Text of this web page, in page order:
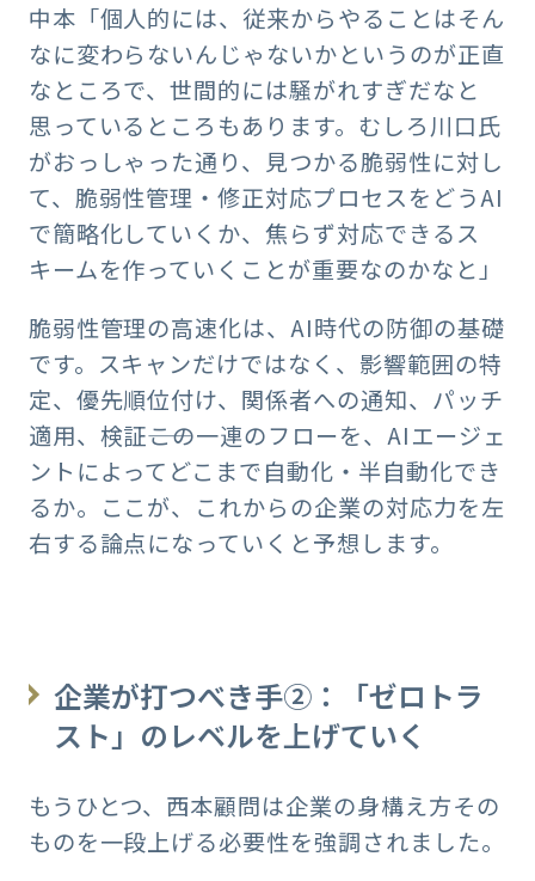
中本「個人的には、従来からやることはそん
なに変わらないんじゃないかというのが正直
なところで、世間的には騒がれすぎだなと
思っているところもあります。むしろ川口氏
がおっしゃった通り、見つかる脆弱性に対し
て、脆弱性管理・修正対応プロセスをどうAI
で簡略化していくか、焦らず対応できるス
キームを作っていくことが重要なのかなと」
脆弱性管理の高速化は、AI時代の防御の基礎
です。スキャンだけではなく、影響範囲の特
定、優先順位付け、関係者への通知、パッチ
適用、検証――この一連のフローを、AIエージェ
ントによってどこまで自動化・半自動化でき
るか。ここが、これからの企業の対応力を左
右する論点になっていくと予想します。
企業が打つべき手②：「ゼロトラ
スト」のレベルを上げていく
もうひとつ、西本顧問は企業の身構え方その
ものを一段上げる必要性を強調されました。